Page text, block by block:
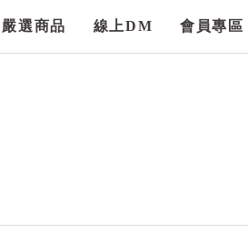
嚴選商品 線上DM 會員專區